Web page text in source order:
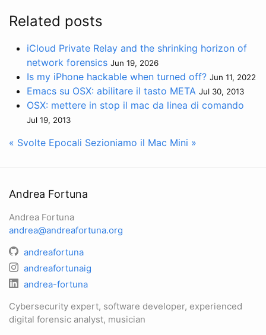
Related posts
iCloud Private Relay and the shrinking horizon of
network forensics Jun 19, 2026
Is my iPhone hackable when turned off? Jun 11, 2022
Emacs su OSX: abilitare il tasto META Jul 30, 2013
OSX: mettere in stop il mac da linea di comando
Jul 19, 2013
« Svolte Epocali Sezioniamo il Mac Mini »
Andrea Fortuna
Andrea Fortuna
andrea@andreafortuna.org
andreafortuna
andreafortunaig
andrea-fortuna
Cybersecurity expert, software developer, experienced
digital forensic analyst, musician